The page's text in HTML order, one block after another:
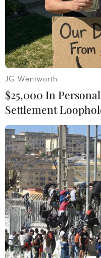
triển khai 2 dự án
nghiệp đã thành
và đưa vào hoạt
tỉnh nhằm tạo quỹ
tư các dự án.
chủ trương đầu tư
bằng 30,4% so với
doanh nghiệp thành
kỳ năm trước; 639
dừng hoạt động./.
JG Wentworth
$25,000 In
Settlement